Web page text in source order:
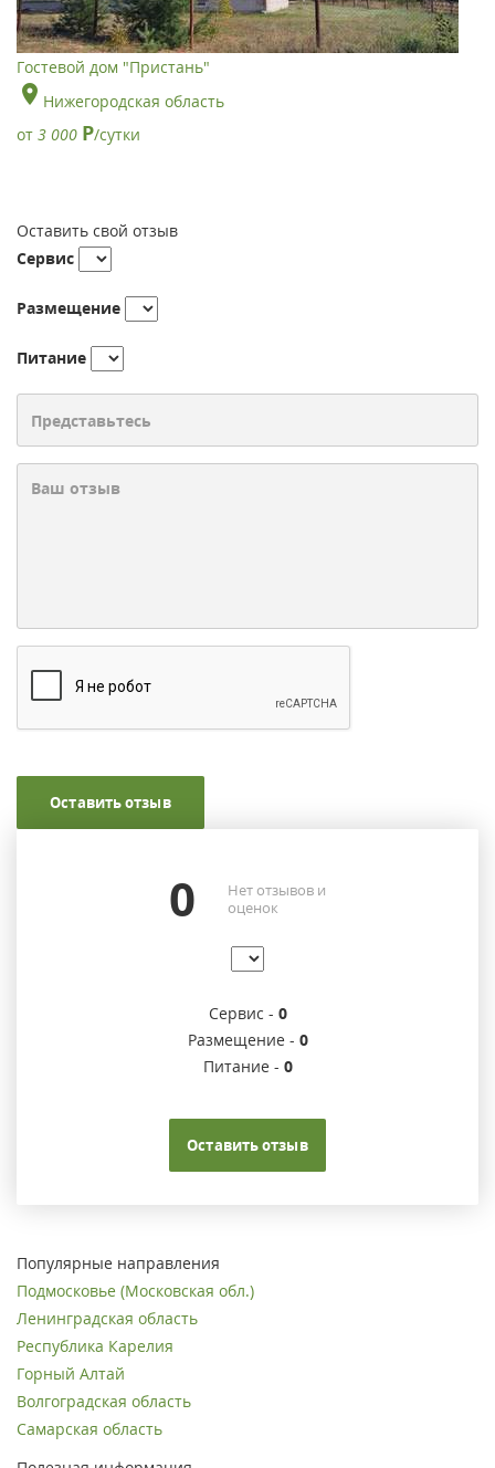
Гостевой дом "Пристань"
Нижегородская область
от 3 000 Р/сутки
Оставить свой отзыв
Сервис
Размещение
Питание
Оставить отзыв
0
Нет отзывов и
оценок
Сервис - 0
Размещение - 0
Питание - 0
Оставить отзыв
Популярные направления
Подмосковье (Московская обл.)
Ленинградская область
Республика Карелия
Горный Алтай
Волгоградская область
Самарская область